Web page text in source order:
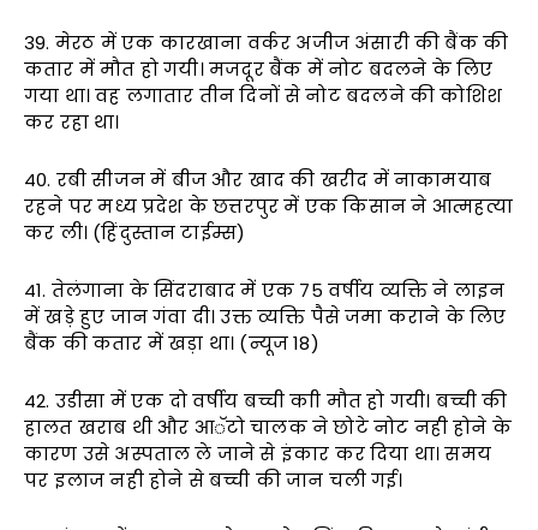
39. मेरठ में एक कारखाना वर्कर अजीज अंसारी की बैंक की
कतार में मौत हो गयी। मजदूर बैंक में नोट बदलने के लिए
गया था। वह लगातार तीन दिनों से नोट बदलने की कोशिश
कर रहा था।
40. रबी सीजन में बीज और खाद की खरीद में नाकामयाब
रहने पर मध्य प्रदेश के छत्तरपुर में एक किसान ने आत्महत्या
कर ली। (हिंदुस्तान टाईम्स)
41. तेलंगाना के सिंदराबाद में एक 75 वर्षीय व्यक्ति ने लाइन
में खड़े हुए जान गंवा दी। उक्त व्यक्ति पैसे जमा कराने के लिए
बैंक की कतार में खड़ा था। (न्यूज 18)
42. उडीसा में एक दो वर्षीय बच्ची काी मौत हो गयी। बच्ची की
हालत खराब थी और आॅटो चालक ने छोटे नोट नही होने के
कारण उसे अस्पताल ले जाने से इंकार कर दिया था। समय
पर इलाज नही होने से बच्ची की जान चली गई।